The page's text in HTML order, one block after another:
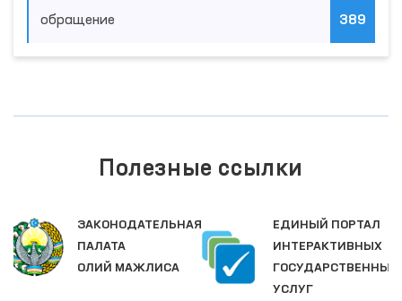
обращение 389
Полезные ссылки
ЗАКОНОДАТЕЛЬНАЯ
ПАЛАТА
ОЛИЙ МАЖЛИСА
ЕДИНЫЙ ПОРТАЛ
ИНТЕРАКТИВНЫХ
ГОСУДАРСТВЕННЫХ
УСЛУГ